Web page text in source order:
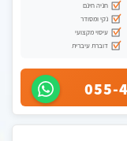
חניה חינם
נקי ומסודר
עיסוי מקצועי
דוברת עיברית
055-